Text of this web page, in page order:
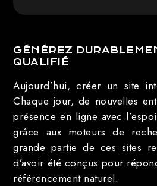
GÉNÉREZ
QUALIFIÉ
Aujourd’hui, créer un site
Chaque jour, de nouvelles
présence en ligne avec
grâce aux moteurs de
grande partie de ces sites
d’avoir été conçus pour
référencement naturel.